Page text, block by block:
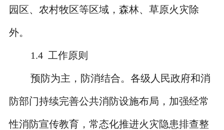
园区、农村牧区等区域，森林、草原火灾除
外。
1.4 工作原则
预防为主，防消结合。各级人民政府和消
防部门持续完善公共消防设施布局，加强经常
性消防宣传教育，常态化推进火灾隐患排查整